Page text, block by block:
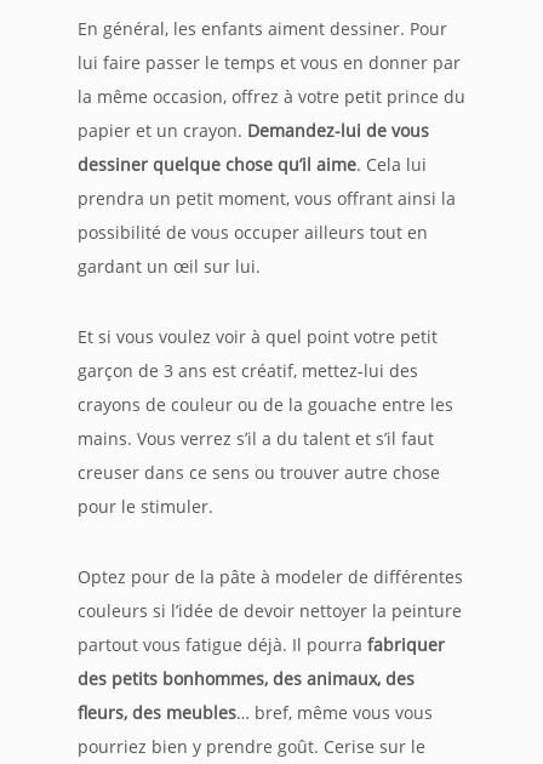
En général, les enfants aiment dessiner. Pour
lui faire passer le temps et vous en donner par
la même occasion, offrez à votre petit prince du
papier et un crayon. Demandez-lui de vous
dessiner quelque chose qu’il aime. Cela lui
prendra un petit moment, vous offrant ainsi la
possibilité de vous occuper ailleurs tout en
gardant un œil sur lui.
Et si vous voulez voir à quel point votre petit
garçon de 3 ans est créatif, mettez-lui des
crayons de couleur ou de la gouache entre les
mains. Vous verrez s’il a du talent et s’il faut
creuser dans ce sens ou trouver autre chose
pour le stimuler.
Optez pour de la pâte à modeler de différentes
couleurs si l’idée de devoir nettoyer la peinture
partout vous fatigue déjà. Il pourra fabriquer
des petits bonhommes, des animaux, des
fleurs, des meubles… bref, même vous vous
pourriez bien y prendre goût. Cerise sur le